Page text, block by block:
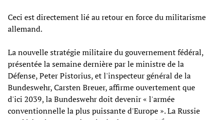
Ceci est directement lié au retour en force du militarisme
allemand.
La nouvelle stratégie militaire du gouvernement fédéral,
présentée la semaine dernière par le ministre de la
Défense, Peter Pistorius, et l'inspecteur général de la
Bundeswehr, Carsten Breuer, affirme ouvertement que
d'ici 2039, la Bundeswehr doit devenir « l'armée
conventionnelle la plus puissante d'Europe ». La Russie